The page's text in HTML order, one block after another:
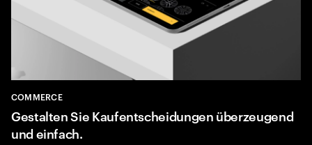
COMMERCE
Gestalten Sie Kaufentscheidungen überzeugend
und einfach.